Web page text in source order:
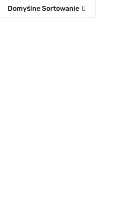
Domyślne Sortowanie